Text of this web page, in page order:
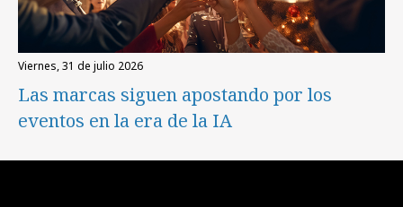
viernes, 31 de julio 2026
Las marcas siguen apostando por los
eventos en la era de la IA